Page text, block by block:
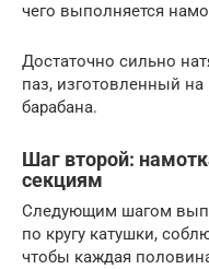
чего выполняется
Достаточно сильно
паз, изготовленный
барабана.
Шаг второй:
секциям
Следующим шагом
по кругу катушки,
чтобы каждая